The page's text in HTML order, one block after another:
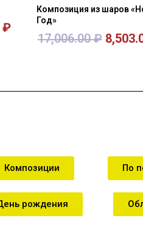
₽
Композиция из шаров
Год»
17,006.00₽
Композиции
рождения
По